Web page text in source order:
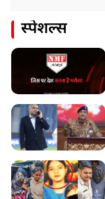
स्पेशल्स